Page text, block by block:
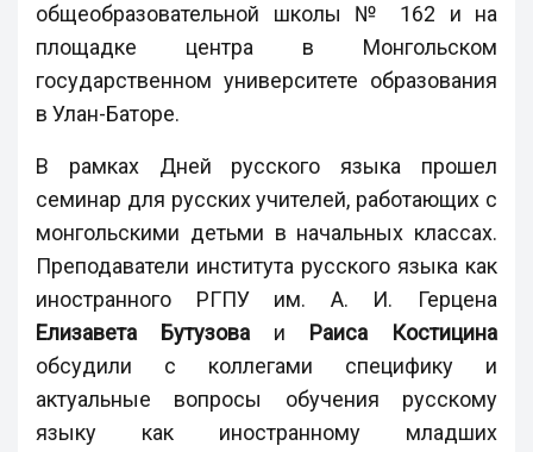
общеобразовательной школы № 162 и на
площадке центра в Монгольском
государственном университете образования
в Улан-Баторе.
В рамках Дней русского языка прошел
семинар для русских учителей, работающих с
монгольскими детьми в начальных классах.
Преподаватели института русского языка как
иностранного РГПУ им. А. И. Герцена
Елизавета Бутузова и Раиса Костицина
обсудили с коллегами специфику и
актуальные вопросы обучения русскому
языку как иностранному младших